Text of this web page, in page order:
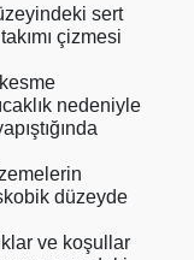
sert
çizmesi
nedeniyle
düzeyde
ve koşullar